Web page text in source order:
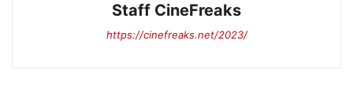
Staff CineFreaks
https://cinefreaks.net/2023/